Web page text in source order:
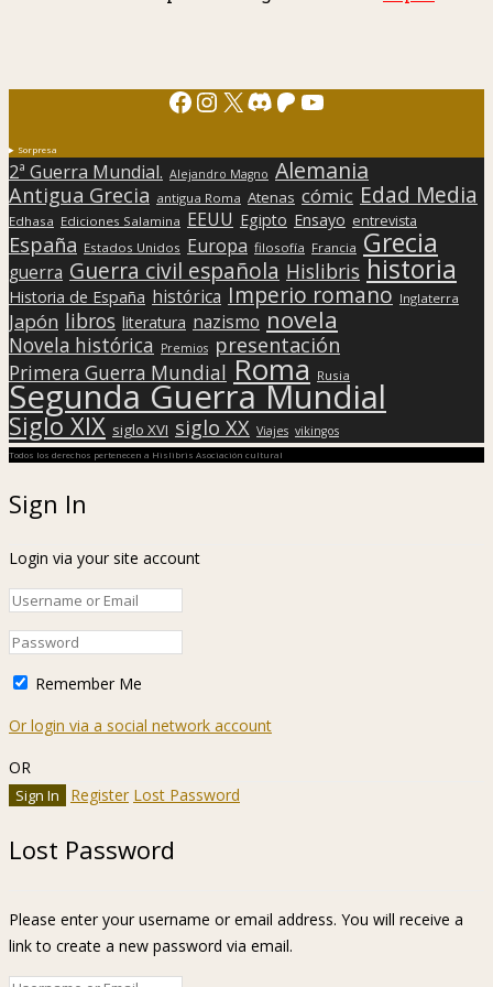
Facebook
Instagram
X Discord
Patreon
YouTube
Sorpresa
2ª Guerra Mundial. Alejandro Magno Alemania
Antigua Grecia antigua Roma Atenas cómic Edad Media
Edhasa Ediciones Salamina EEUU Egipto Ensayo entrevista
España Estados Unidos Europa filosofía Francia Grecia
guerra Guerra civil española Hislibris historia
Historia de España histórica Imperio romano Inglaterra
Japón libros literatura nazismo novela
Novela histórica Premios presentación
Primera Guerra Mundial Roma Rusia
Segunda Guerra Mundial
Siglo XIX siglo XVI siglo XX Viajes vikingos
Todos los derechos pertenecen a Hislibris Asociación cultural
Sign In
Login via your site account
Remember Me
Or login via a social network account
OR
Register Lost Password
Lost Password
Please enter your username or email address. You will receive a
link to create a new password via email.